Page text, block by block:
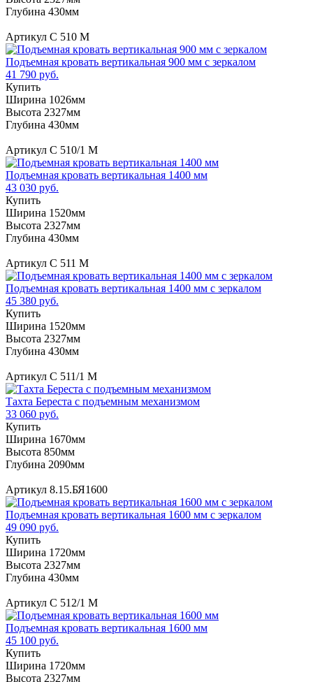
Глубина 430мм
Артикул С 510 М
Подъемная кровать вертикальная 900 мм с зеркалом
41 790 руб.
Купить
Ширина 1026мм
Высота 2327мм
Глубина 430мм
Артикул С 510/1 М
Подъемная кровать вертикальная 1400 мм
43 030 руб.
Купить
Ширина 1520мм
Высота 2327мм
Глубина 430мм
Артикул С 511 М
Подъемная кровать вертикальная 1400 мм с зеркалом
45 380 руб.
Купить
Ширина 1520мм
Высота 2327мм
Глубина 430мм
Артикул С 511/1 М
Тахта Береста с подъемным механизмом
33 060 руб.
Купить
Ширина 1670мм
Высота 850мм
Глубина 2090мм
Артикул 8.15.БЯ1600
Подъемная кровать вертикальная 1600 мм с зеркалом
49 090 руб.
Купить
Ширина 1720мм
Высота 2327мм
Глубина 430мм
Артикул С 512/1 М
Подъемная кровать вертикальная 1600 мм
45 100 руб.
Купить
Ширина 1720мм
Высота 2327мм